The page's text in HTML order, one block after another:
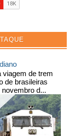
viagem de trem
de brasileiras
d...